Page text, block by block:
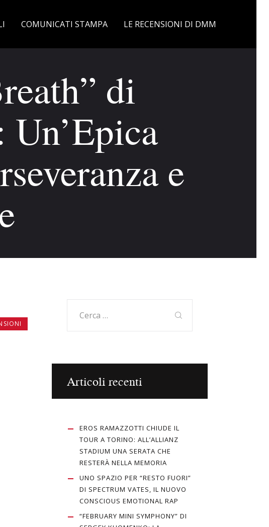
COMUNICATI STAMPA LE RECENSIONI DI DMM
di
e
per:
Articoli recenti
EROS RAMAZZOTTI CHIUDE IL
TOUR A TORINO: ALL’ALLIANZ
STADIUM UNA SERATA CHE
RESTERÀ NELLA MEMORIA
UNO SPAZIO PER “RESTO FUORI”
DI SPECTRUM VATES, IL NUOVO
CONSCIOUS EMOTIONAL RAP
“FEBRUARY MINI SYMPHONY” DI